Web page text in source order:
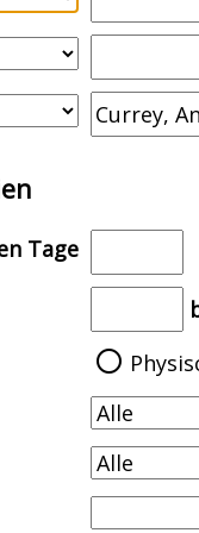
Tage